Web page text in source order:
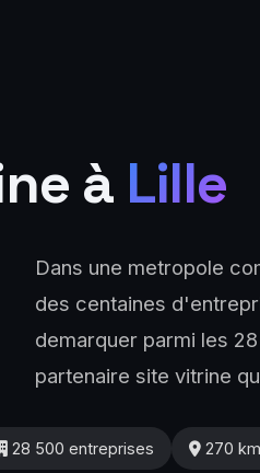
à Lille
Dans une metropole
des centaines
demarquer parmi les
partenaire site vitrine
28 500 entreprises 270